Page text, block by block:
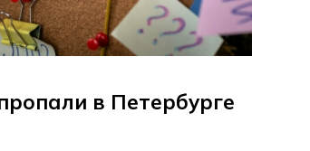
в Петербурге